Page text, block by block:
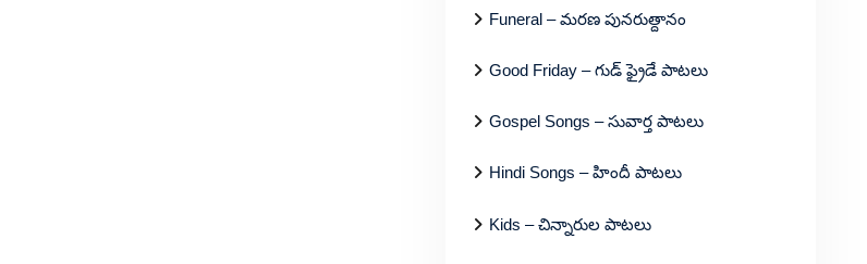
Funeral – మరణ పునరుత్దానం
Good Friday – గుడ్ ఫ్రైడే పాటలు
Gospel Songs – సువార్త పాటలు
Hindi Songs – హిందీ పాటలు
Kids – చిన్నారుల పాటలు